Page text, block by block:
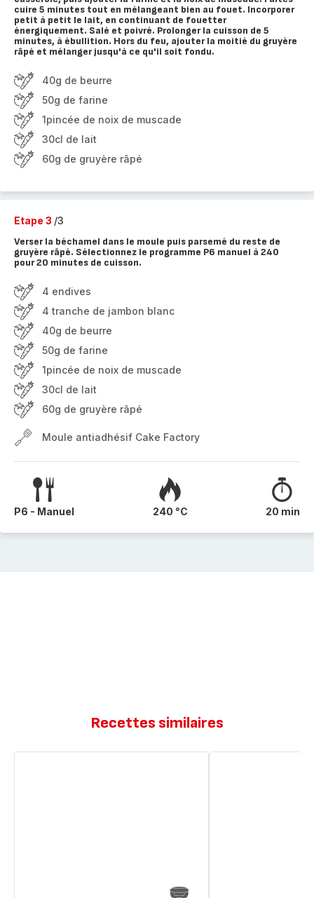
cuire 5 minutes tout en mélangeant bien au fouet. Incorporer
petit à petit le lait, en continuant de fouetter
énergiquement. Salé et poivré. Prolonger la cuisson de 5
minutes, à ébullition. Hors du feu, ajouter la moitié du gruyère
râpé et mélanger jusqu'à ce qu'il soit fondu.
40g de beurre
50g de farine
1pincée de noix de muscade
30cl de lait
60g de gruyère râpé
Etape 3 /3
Verser la béchamel dans le moule puis parsemé du reste de
gruyère râpé. Sélectionnez le programme P6 manuel à 240
pour 20 minutes de cuisson.
4 endives
4 tranche de jambon blanc
40g de beurre
50g de farine
1pincée de noix de muscade
30cl de lait
60g de gruyère râpé
Moule antiadhésif Cake Factory
P6 - Manuel 240 °C 20 min
Recettes similaires